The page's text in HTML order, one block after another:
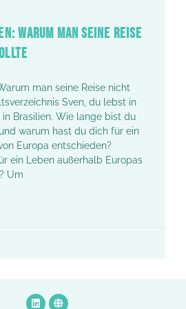
WARUM MAN SEINE REISE
man seine Reise nicht
Sven, du lebst in
in Brasilien. Wie lange bist du
warum hast du dich für ein
Europa entschieden?
ein Leben außerhalb Europas
Um